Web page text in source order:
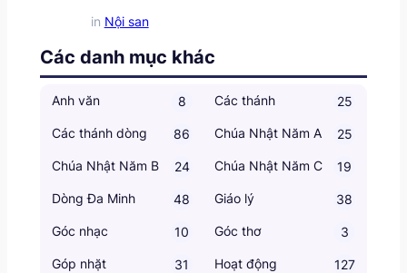
in Nội san
Các danh mục khác
Anh văn 8 Các thánh 25
Các thánh dòng 86 Chúa Nhật Năm A 25
Chúa Nhật Năm B 24 Chúa Nhật Năm C 19
Dòng Đa Minh 48 Giáo lý 38
Góc nhạc 10 Góc thơ 3
Góp nhặt 31 Hoạt động 127